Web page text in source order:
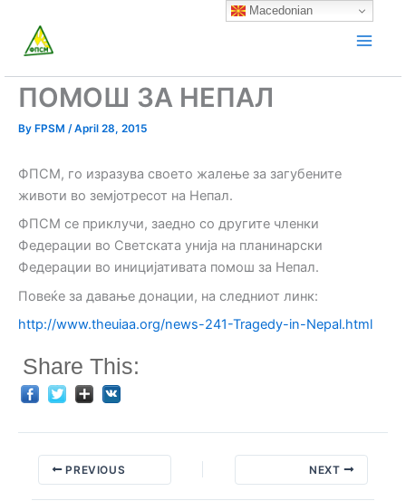
content
ПОМОШ ЗА НЕПАЛ
By FPSM /April 28, 2015
ФПСМ, го изразува своето жалење за загубените
животи во земјотресот на Непал.
ФПСМ се приклучи, заедно со другите членки
Федерации во Светската унија на планинарски
Федерации во иницијативата помош за Непал.
Повеќе за давање донации, на следниот линк:
http://www.theuiaa.org/news-241-Tragedy-in-Nepal.html
Share This:
PREVIOUS NEXT
Macedonian